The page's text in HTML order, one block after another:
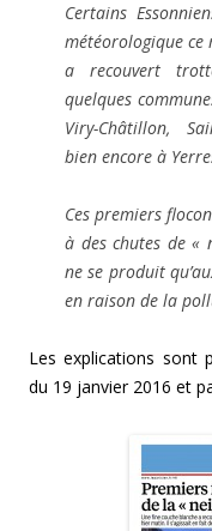
Certains
météorologique ce
a recouvert
quelques
Viry-Châtillon,
bien encore à
Ces premiers
à des chutes de «
ne se produit
en raison de la
Les explications sont
du 19 janvier 2016 et